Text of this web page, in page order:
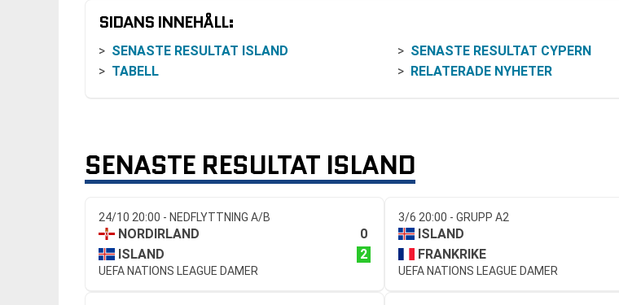
SIDANS INNEHÅLL:
SENASTE RESULTAT ISLAND SENASTE RESULTAT CYPERN
TABELL
RELATERADE NYHETER
SENASTE RESULTAT ISLAND
24/10 20:00 - NEDFLYTTNING A/B
NORDIRLAND
0
ISLAND
2
UEFA NATIONS LEAGUE DAMER
3/6 20:00 - GRUPP A2
ISLAND
FRANKRIKE
UEFA NATIONS LEAGUE DAMER